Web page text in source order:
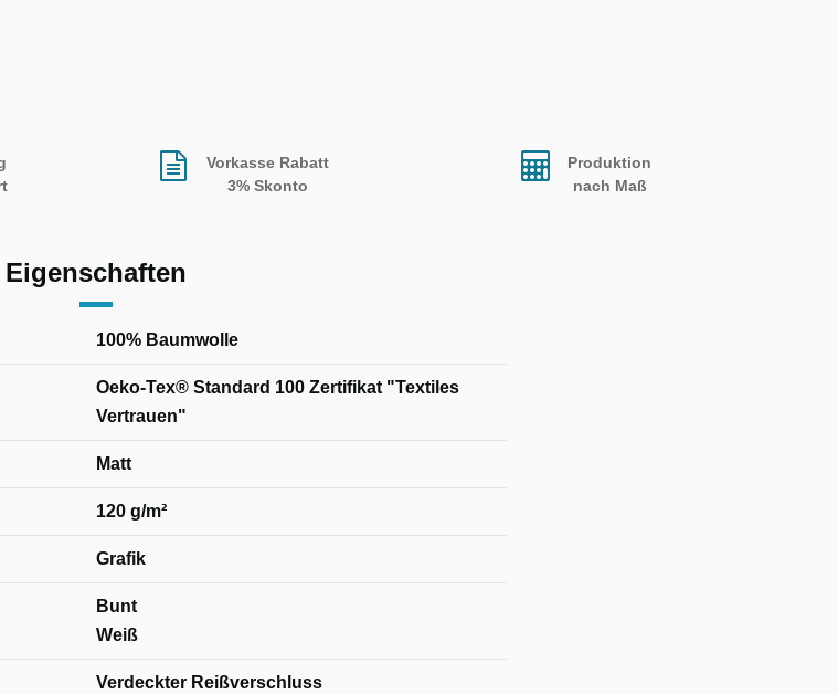
Vorkasse Rabatt
3% Skonto
Produktion
nach Maß
Eigenschaften
100% Baumwolle
Oeko-Tex® Standard 100 Zertifikat "Textiles
Vertrauen"
Matt
120 g/m²
Grafik
Bunt
Weiß
Verdeckter Reißverschluss